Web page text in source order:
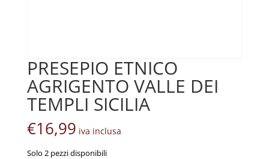
PRESEPIO ETNICO
AGRIGENTO VALLE DEI
TEMPLI SICILIA
€16,99 iva inclusa
Solo 2 pezzi disponibili